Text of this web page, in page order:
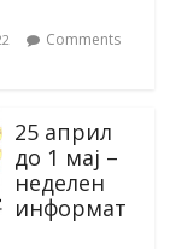
Comments
25 април
до 1 мај –
неделен
информат